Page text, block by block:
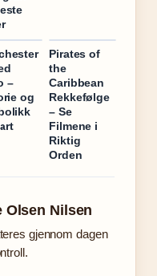
–
og
Pirates of
the
Caribbean
Rekkefølge
– Se
Filmene i
Riktig
Orden
Olsen Nilsen
gjennom dagen